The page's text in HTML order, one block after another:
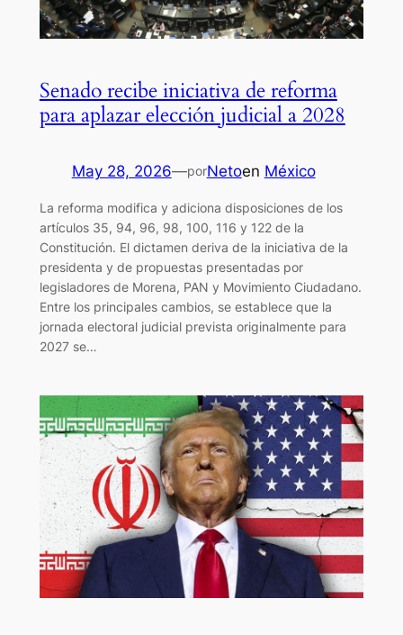
Senado recibe iniciativa de reforma
para aplazar elección judicial a 2028
May 28, 2026—porNetoen México
La reforma modifica y adiciona disposiciones de los
artículos 35, 94, 96, 98, 100, 116 y 122 de la
Constitución. El dictamen deriva de la iniciativa de la
presidenta y de propuestas presentadas por
legisladores de Morena, PAN y Movimiento Ciudadano.
Entre los principales cambios, se establece que la
jornada electoral judicial prevista originalmente para
2027 se…